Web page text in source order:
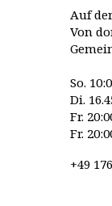
Auf
Von
So.
Di.
Fr.
Fr.
+49